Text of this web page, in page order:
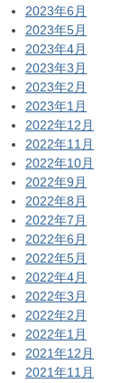
2023年6月
2023年5月
2023年4月
2023年3月
2023年2月
2023年1月
2022年12月
2022年11月
2022年10月
2022年9月
2022年8月
2022年7月
2022年6月
2022年5月
2022年4月
2022年3月
2022年2月
2022年1月
2021年12月
2021年11月